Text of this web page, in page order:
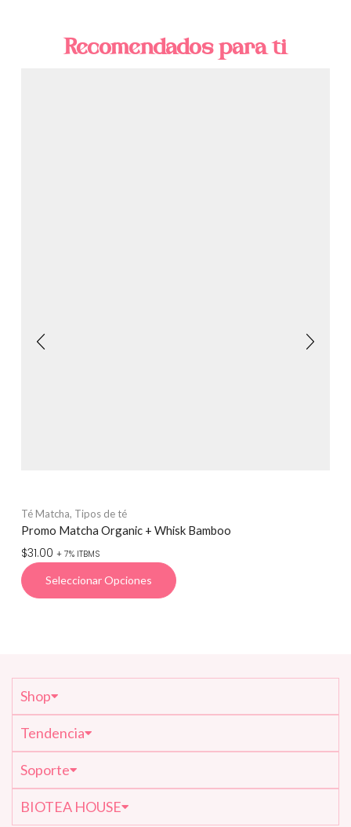
Recomendados para ti
Té Matcha, Tipos de té
Promo Matcha Organic + Whisk Bamboo
$31.00 + 7% ITBMS
Seleccionar Opciones
Shop
Tendencia
Soporte
BIOTEA HOUSE